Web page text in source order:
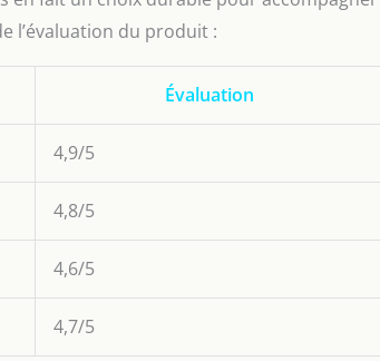
l’évaluation du produit :
Évaluation
4,9/5
4,8/5
4,6/5
4,7/5